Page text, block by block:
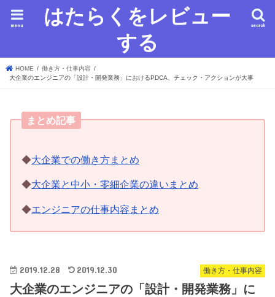
はたらくをレビュー
する
search
menu
HOME
働き方・仕事内容
大企業のエンジニアの「設計・開発業務」におけるPDCA、チェック・アクションが大事
まとめ記事
◆大企業での働き方まとめ
◆大企業と中小・零細企業の違いまとめ
◆エンジニアの仕事内容まとめ
働き方・仕事内容
2019.12.28 2019.12.30
大企業のエンジニアの「設計・開発業務」に